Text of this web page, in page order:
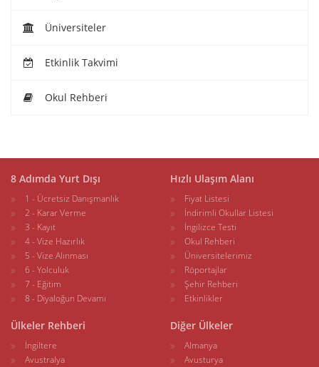
Üniversiteler
Etkinlik Takvimi
Okul Rehberi
8 Adımda Yurt Dışı
1 - Ücretsiz Danışmanlık
2 - Karar Verme
3 - Kayıt
4 - Vize Hazırlık
5 - Vize Alınması
6 - Yolculuk
7 - Eğitim
8 - Diyaloğun Devamı
Hızlı Ulaşım Alanı
Fiyat Listesi
İndirimli Okullar Listesi
İngilizce Testi
Okul Rehberi
Üniversitelerimiz
Röportajlar
Şehir Rehberi
Etkinlikler
Ülkeler Rehberi
İngiltere
Avustralya
Diğer Ülkeler
Almanya
Avusturya